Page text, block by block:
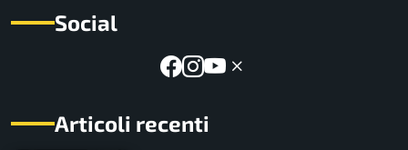
Social
Articoli recenti